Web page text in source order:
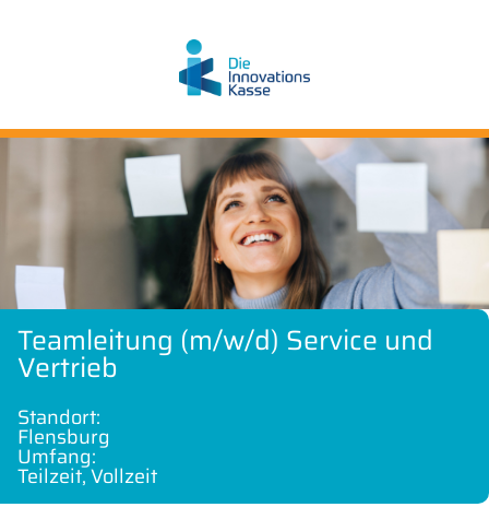
Teamleitung (m/w/d) Service und
Vertrieb
Standort:
Flensburg
Umfang:
Teilzeit, Vollzeit